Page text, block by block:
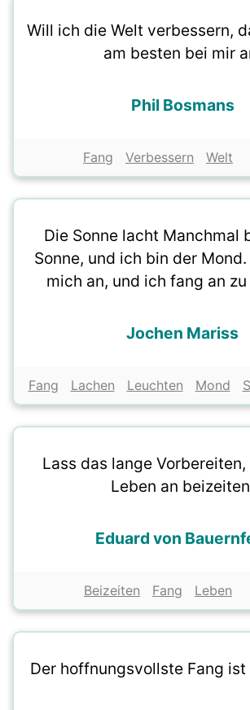
Will ich die Welt verbessern,
am besten bei mir
Phil Bosmans
Fang Verbessern Welt
Die Sonne lacht Manchmal
Sonne, und ich bin der
mich an, und ich fang an
Jochen Mariss
Fang Lachen Leuchten Mond
Lass das lange
Leben an
Eduard von
Beizeiten Fang Leben
Der hoffnungsvollste Fang